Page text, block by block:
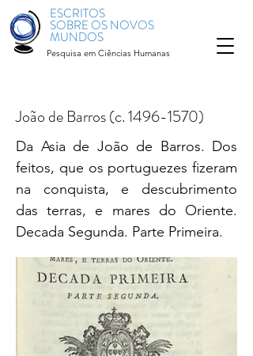
ESCRITOS
SOBRE OS NOVOS
MUNDOS
Pesquisa em Ciências Humanas
João de Barros (c.1496-1570)
Da Asia de João de Barros. Dos
feitos, que os portuguezes fizeram
na conquista, e descubrimento
das terras, e mares do Oriente.
Decada Segunda. Parte Primeira.